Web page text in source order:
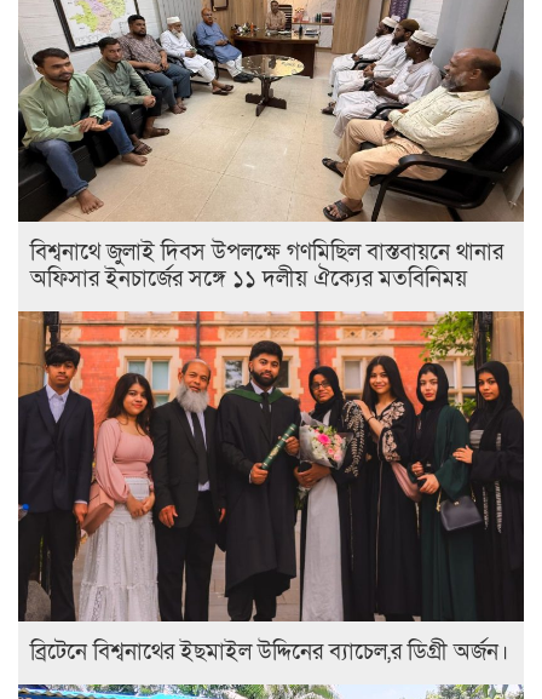
বিশ্বনাথে জুলাই দিবস উপলক্ষে গণমিছিল বাস্তবায়নে থানার
অফিসার ইনচার্জের সঙ্গে ১১ দলীয় ঐক্যের মতবিনিময়
ব্রিটেনে বিশ্বনাথের ইছমাইল উদ্দিনের ব্যাচেল,র ডিগ্রী অর্জন।